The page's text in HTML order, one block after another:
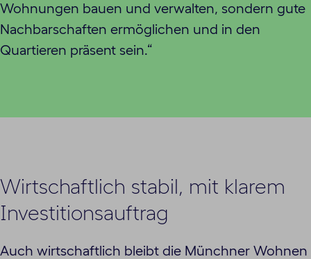
Wohnungen bauen und verwalten, sondern gute
Nachbarschaften ermöglichen und in den
Quartieren präsent sein.“
Wirtschaftlich stabil, mit klarem
Investitionsauftrag
Auch wirtschaftlich bleibt die Münchner Wohnen